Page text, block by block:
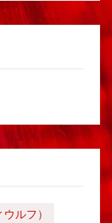
ルフ）